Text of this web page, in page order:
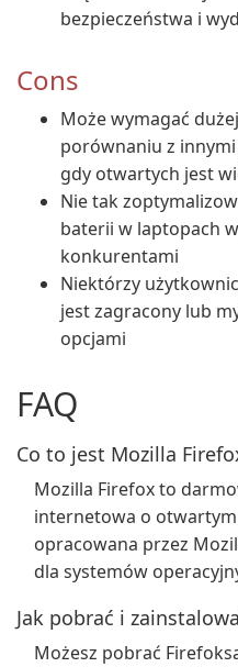
bezpieczeństwa i
Cons
Może wymagać
porównaniu z innymi
gdy otwartych jest
Nie tak
baterii w laptopach
konkurentami
Niektórzy
jest zagracony lub
opcjami
FAQ
Co to jest Mozilla
Mozilla Firefox to
internetowa o
opracowana przez
dla systemów
Jak pobrać i
Możesz pobrać